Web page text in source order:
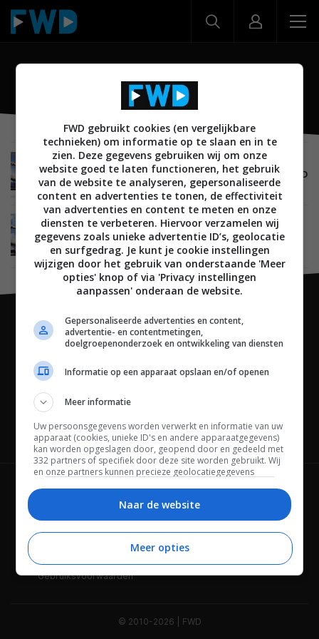
PFL5007
BEELD 14 OKTOBER 2012
Review: Philips 40PFL5007H (PFL5007 serie) LCD
TV
BEELD 20 FEBRUARI 2012
Philips lanceert PFL4007, PFL5007 en PFL5507
LED TV series
Channels
Wie is FWD Privacybeleid
Adverteren Contact
Gebruiksvoorwaarden
© 2010-2026 | FWD
FWD gebruikt cookies (en vergelijkbare
technieken) om informatie op te slaan en in te
zien. Deze gegevens gebruiken wij om onze
website goed te laten functioneren, het gebruik
van de website te analyseren, gepersonaliseerde
content en advertenties te tonen, de effectiviteit
van advertenties en content te meten en onze
diensten te verbeteren. Hiervoor verzamelen wij
gegevens zoals unieke advertentie ID’s, geolocatie
en surfgedrag. Je kunt je cookie instellingen
wijzigen door het gebruik van onderstaande 'Meer
opties' knop of via 'Privacy instellingen
aanpassen' onderaan de website.
Gepersonaliseerde advertenties en content,
advertentie- en contentmetingen,
doelgroepenonderzoek en ontwikkeling van diensten
Informatie op een apparaat opslaan en/of openen
Meer informatie
Uw persoonsgegevens worden verwerkt en informatie van uw
apparaat (cookies, unieke ID's en andere apparaatgegevens)
kan worden opgeslagen door, geopend door en gedeeld met
332 partners of specifiek door deze site worden gebruikt. Wij
en onze partners kunnen precieze geolocatiegegevens
Bepaalde leveranciers kunnen uw persoonsgegevens
beheren. Zoek onderaan deze pagina of in het sitemenu naar
een link om uw toestemming te beheren of in te trekken via de
privacy- en cookie-instellingen.
Naar de website
Meer opties